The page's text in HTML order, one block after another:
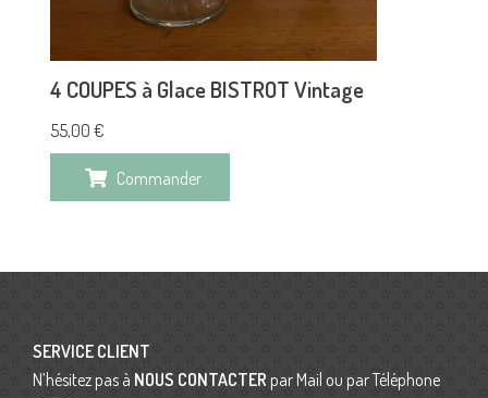
4 COUPES à Glace BISTROT Vintage
55,00 €
Commander
SERVICE CLIENT
N’hésitez pas à NOUS CONTACTER par Mail ou par Téléphone